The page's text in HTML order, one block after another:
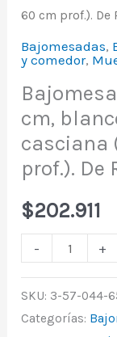
60 cm prof.). De
Bajomesadas,
y comedor,
cm,
casciana
prof.). De
$202.911
- +
SKU: 3-57-044-
Categorías: